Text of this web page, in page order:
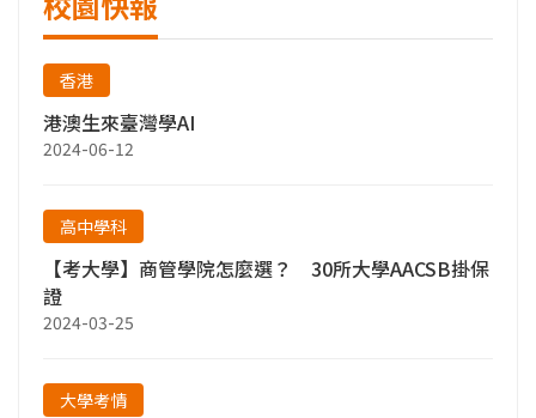
香港
港澳生來臺灣學AI
2024-06-12
高中學科
【考大學】商管學院怎麼選？ 30所大學AACSB掛保
證
2024-03-25
大學考情